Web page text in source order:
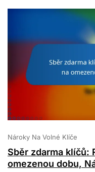
Nároky Na Volné Klíče
Sběr zdarma klíčů:
omezenou dobu,